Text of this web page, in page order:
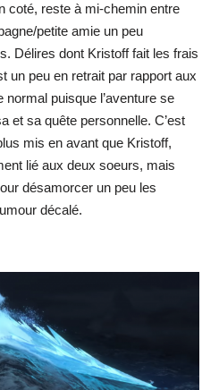
coté, reste à mi-chemin entre
petite amie un peu
Délires dont Kristoff fait les frais
un peu en retrait par rapport aux
puisque l’aventure se
et sa quête personnelle. C’est
mis en avant que Kristoff,
lié aux deux soeurs, mais
désamorcer un peu les
décalé.